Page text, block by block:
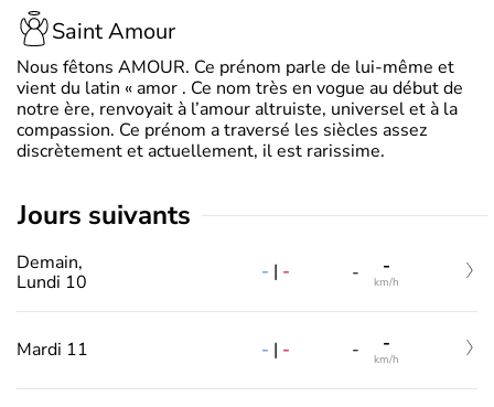
Saint Amour
Nous fêtons AMOUR. Ce prénom parle de lui-même et
vient du latin « amor . Ce nom très en vogue au début de
notre ère, renvoyait à l’amour altruiste, universel et à la
compassion. Ce prénom a traversé les siècles assez
discrètement et actuellement, il est rarissime.
jours suivants
Demain,
Lundi 10
- | - - -
km/h
Mardi 11 - | - - -
km/h